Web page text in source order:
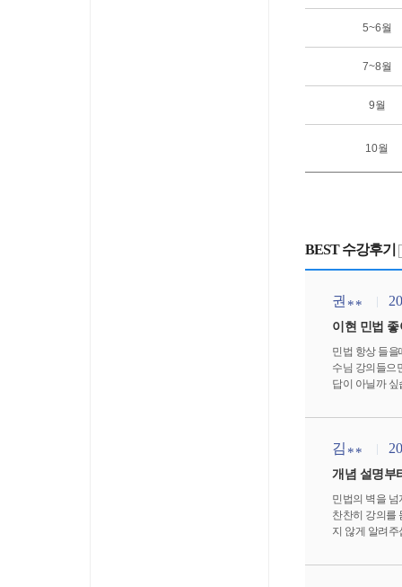
5~6월
7~8월
9월
10월
BEST 수강후기
권 **
이현 민법 좋
민법 항상 들
수님 강의들으
답이 아닐까
김 **
개념 설명부
민법의 벽을
찬찬히 강의를
지 않게 알려